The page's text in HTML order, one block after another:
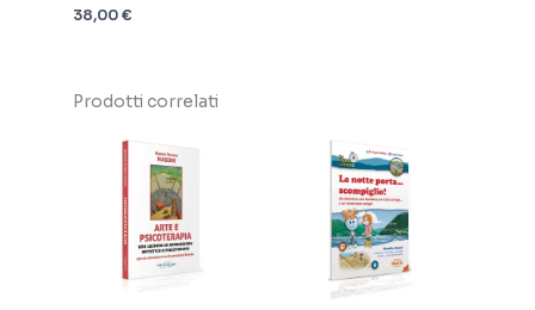
38,00€
Prodotti correlati